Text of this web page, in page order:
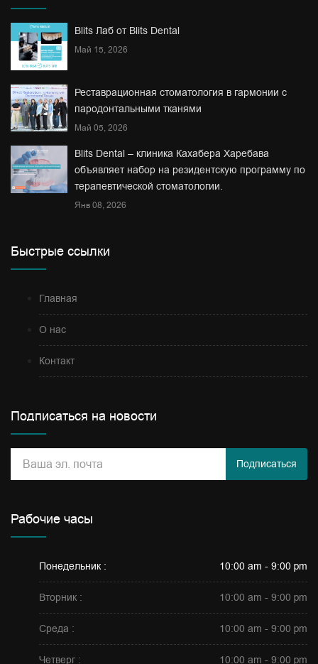
Blits Лаб от Blits Dental
Май 15, 2026
Реставрационная стоматология в гармонии с
пародонтальными тканями
Май 05, 2026
Blits Dental – клиника Кахабера Харебава
объявляет набор на резидентскую программу по
терапевтической стоматологии.
Янв 08, 2026
Быстрые ссылки
Главная
О нас
Контакт
Подписаться на новости
Подписаться
Рабочие часы
Понедельник : 10:00 am - 9:00 pm
Вторник : 10:00 am - 9:00 pm
Среда : 10:00 am - 9:00 pm
Четверг : 10:00 am - 9:00 pm